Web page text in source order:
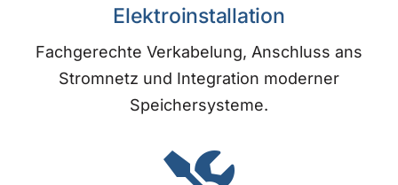
Elektroinstallation
Fachgerechte Verkabelung, Anschluss ans
Stromnetz und Integration moderner
Speichersysteme.